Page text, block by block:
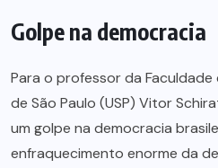
Golpe na democracia
Para o professor da
de São Paulo (USP) Vitor
um golpe na democracia
enfraquecimento enorme da